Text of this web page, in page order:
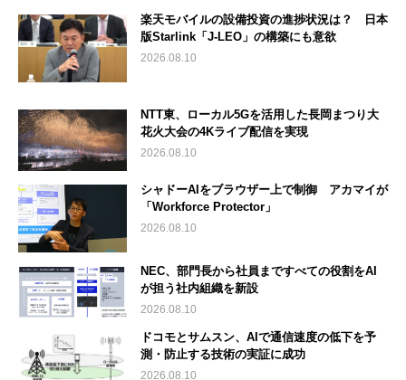
楽天モバイルの設備投資の進捗状況は？ 日本
版Starlink「J-LEO」の構築にも意欲
2026.08.10
NTT東、ローカル5Gを活用した長岡まつり大
花火大会の4Kライブ配信を実現
2026.08.10
シャドーAIをブラウザー上で制御 アカマイが
「Workforce Protector」
2026.08.10
NEC、部門長から社員まですべての役割をAI
が担う社内組織を新設
2026.08.10
ドコモとサムスン、AIで通信速度の低下を予
測・防止する技術の実証に成功
2026.08.10